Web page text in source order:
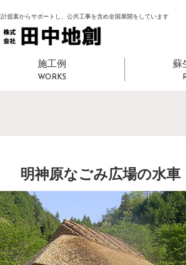
提案からサポートし、 公共工事を含め全国展開をしています
施工例
WORKS
蘇
明神原なごみ広場の水車